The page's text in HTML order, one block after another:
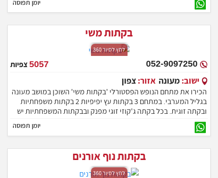
חברתיים , שבת חתן , ימי כיף.
יומן תפוסה
בקתות משי
לחץ לסיור 360
052-9097250
5057צפיות
ישוב: מעונה אזור:צפון
הכירו את מתחם הנופש הפסטורלי 'בקתות משי' השוכן במושב מעונה
בגליל המערבי. במתחם 3 בקתות עץ יפיפיות 2 בקתות משפחתיות
ובקתה זוגית. בכל בקתה ג'קוזי זוגי מפנק ובבקתות המשפחתיות יש
חדר ילדים נפרד. חצר מדהימה ומטופחת עם בריכת שחיה, ג'קוזי
ספא, סאונה ועוד. מחכים לארח אתכם ברוחב לב!
יומן תפוסה
בקתות נוף אורנים
לחץ לסיור 360